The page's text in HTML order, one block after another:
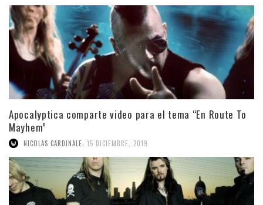
Apocalyptica comparte video para el tema “En Route To
Mayhem”
NICOLAS CARDINALE 15 DICIEMBRE, 2019